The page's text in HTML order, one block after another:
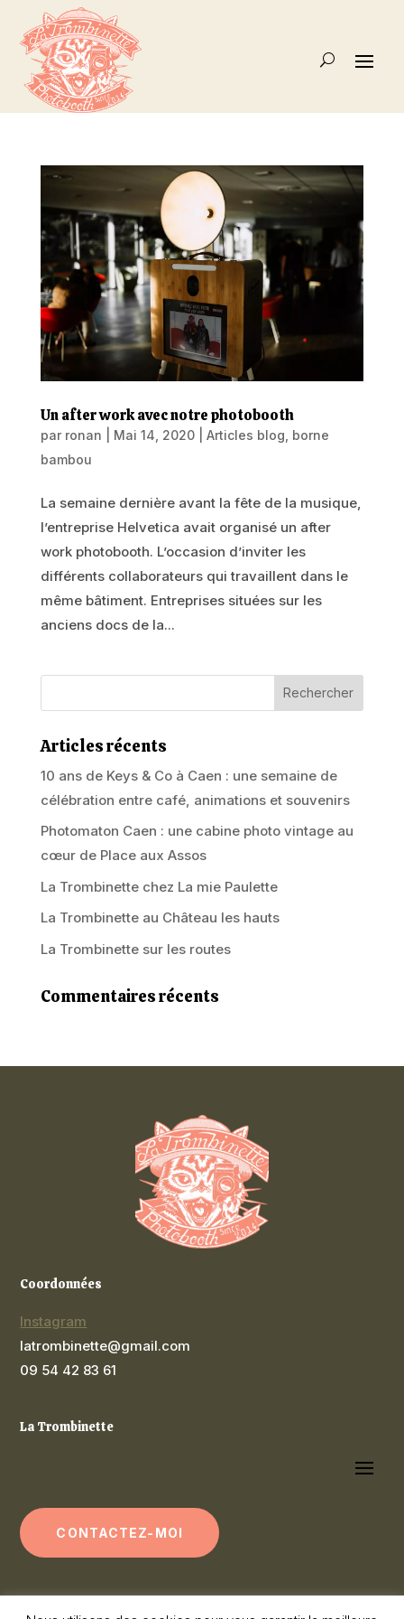
Un after work avec notre photobooth
par ronan Mai 14, 2020| Articles blog borne
bambou
La semaine dernière avant la fête de la musique,
l’entreprise Helvetica avait organisé un after
work photobooth. L’occasion d’inviter les
différents collaborateurs qui travaillent dans le
même bâtiment. Entreprises situées sur les
anciens docs de la...
Articles récents
10 ans de Keys & Co à Caen : une semaine de
célébration entre café, animations et souvenirs
Photomaton Caen : une cabine photo vintage au
cœur de Place aux Assos
La Trombinette chez La mie Paulette
La Trombinette au Château les hauts
La Trombinette sur les routes
Commentaires récents
Coordonnées
Instagram
latrombinette@gmail.com
09 54 42 83 61
La Trombinette
CONTACTEZ-MOI